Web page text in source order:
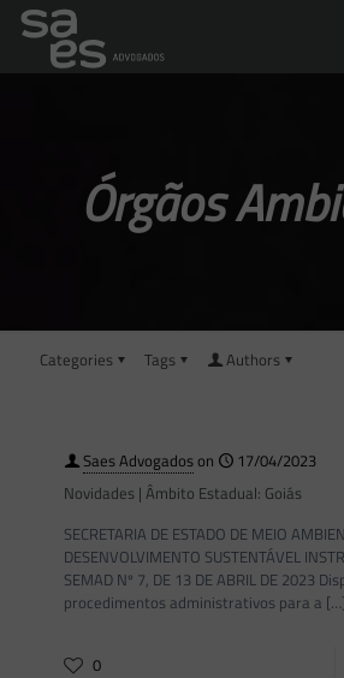
Órgãos
Categories Tags Authors
Saes Advogadoson
17/04/2023
Novidades | Âmbito Estadual: Goiás
SECRETARIA DE ESTADO DE MEIO
DESENVOLVIMENTO SUSTENTÁVEL
SEMAD Nº 7, DE 13 DE ABRIL DE 2023
procedimentos administrativos para a […]
0